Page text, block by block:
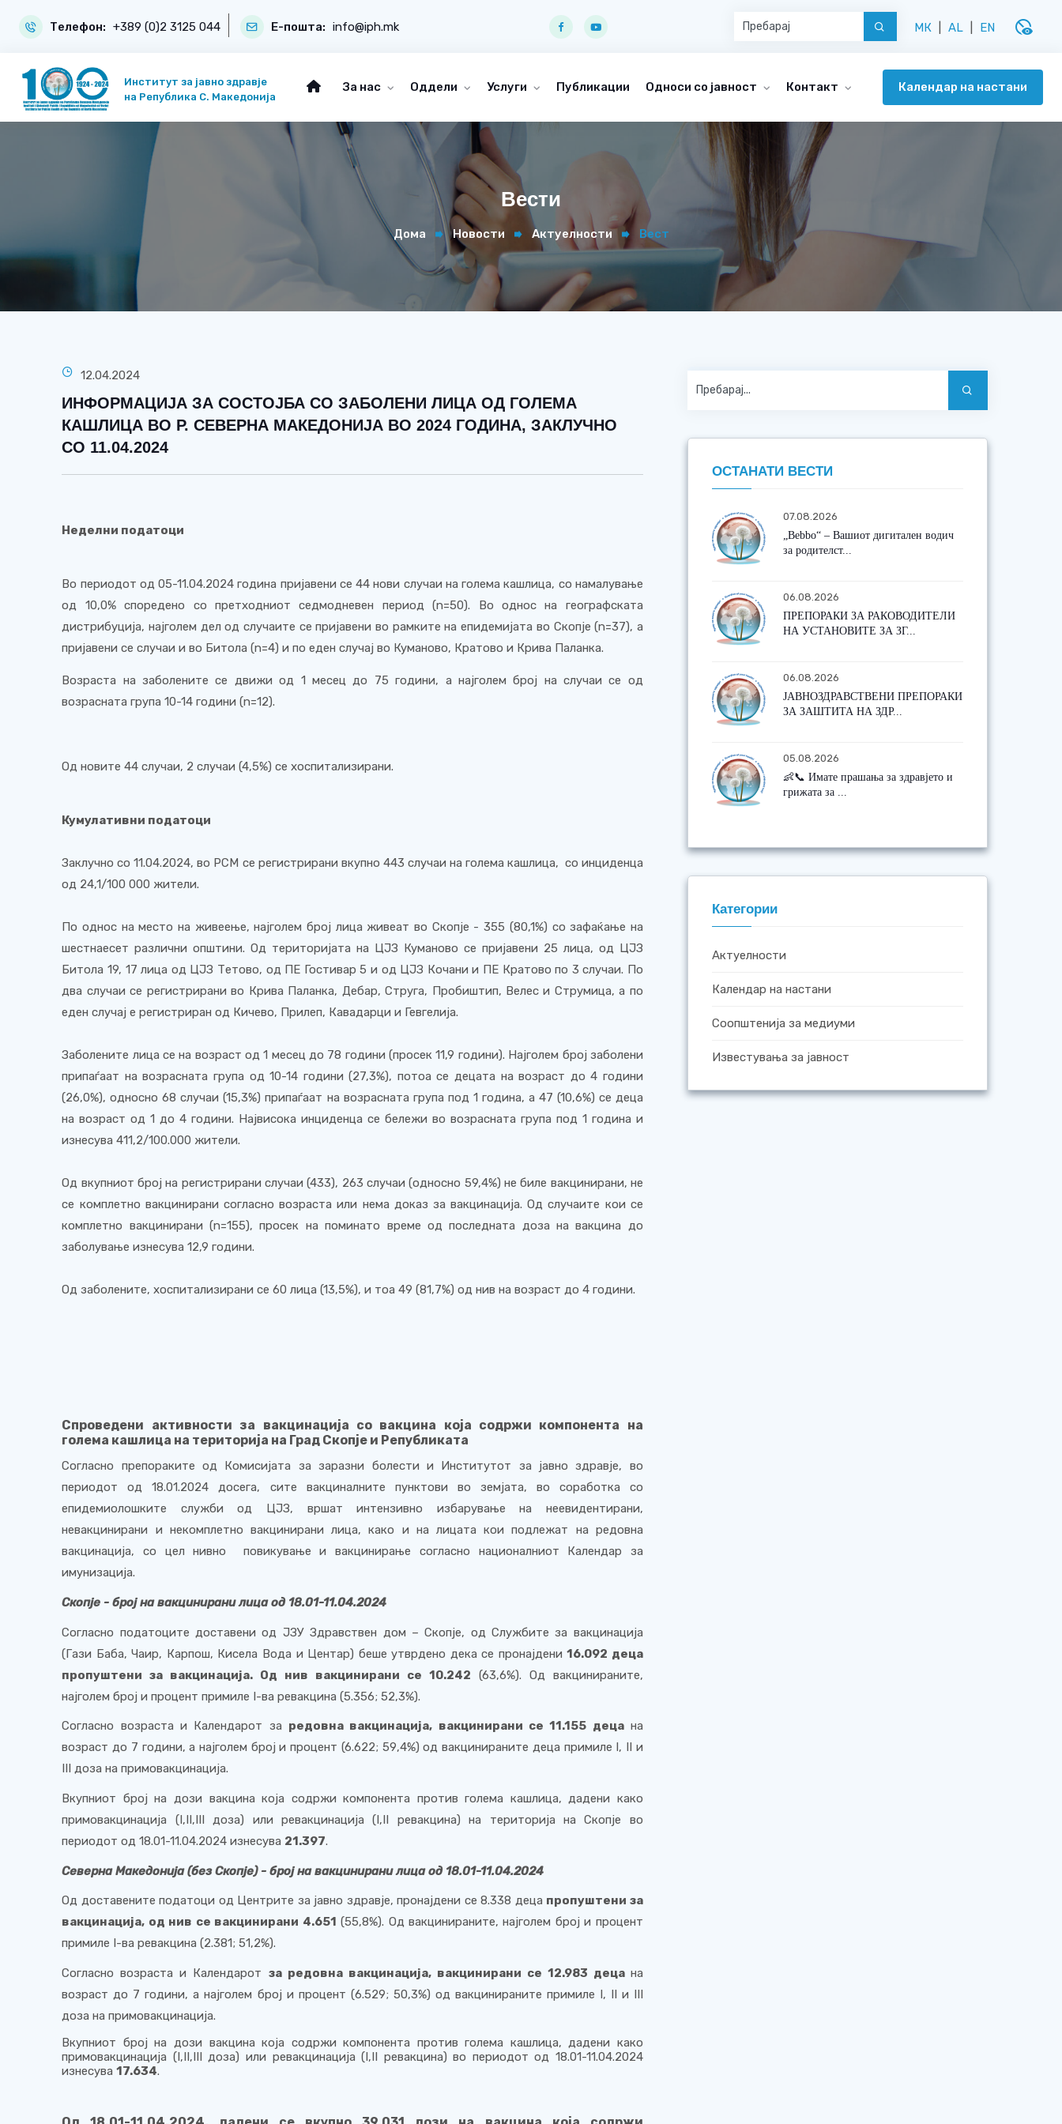
Телефон: +389 (0)2 3125 044 Е-пошта: info@iph.mk МК AL EN disabled_visible
Институт за јавно здравје
на Република С. Македонија
За нас Оддели Услуги Публикации Односи со јавност Контакт Календар на настани
Вести
Дома Новости Актуелности Вест
12.04.2024
ИНФОРМАЦИЈА ЗА СОСТОЈБА СО ЗАБОЛЕНИ ЛИЦА ОД ГОЛЕМА
КАШЛИЦА ВО Р. СЕВЕРНА МАКЕДОНИЈА ВО 2024 ГОДИНА, ЗАКЛУЧНО
СО 11.04.2024
Неделни податоци
Во периодот од 05-11.04.2024 година пријавени се 44 нови случаи на голема кашлица, со намалување
од 10,0% споредено со претходниот седмодневен период (n=50). Во однос на географската
дистрибуција, најголем дел од случаите се пријавени во рамките на епидемијата во Скопје (n=37), а
пријавени се случаи и во Битола (n=4) и по еден случај во Куманово, Кратово и Крива Паланка.
Возраста на заболените се движи од 1 месец до 75 години, а најголем број на случаи се од
возрасната група 10-14 години (n=12).
Од новите 44 случаи, 2 случаи (4,5%) се хоспитализирани.
Кумулативни податоци
Заклучно со 11.04.2024, во РСМ се регистрирани вкупно 443 случаи на голема кашлица, со инциденца
од 24,1/100 000 жители.
По однос на место на живеење, најголем број лица живеат во Скопје - 355 (80,1%) со зафаќање на
шестнаесет различни општини. Од територијата на ЦЈЗ Куманово се пријавени 25 лица, од ЦЈЗ
Битола 19, 17 лица од ЦЈЗ Тетово, од ПЕ Гостивар5 и од ЦЈЗ Кочани и ПЕ Кратово по 3 случаи. По
два случаи се регистрирани во Крива Паланка, Дебар, Струга, Пробиштип, Велес и Струмица, а по
еден случај е регистриран од Кичево, Прилеп, Кавадарци и Гевгелија.
Заболените лица се на возраст од 1 месец до 78 години (просек 11,9 години). Најголем број заболени
припаѓаат на возрасната група од 10-14 години (27,3%), потоа се децата на возраст до 4 години
(26,0%), односно 68 случаи (15,3%) припаѓаат на возрасната група под 1 година, а 47 (10,6%) се деца
на возраст од 1 до 4 години. Највисока инциденца се бележи во возрасната група под 1 година и
изнесува 411,2/100.000 жители.
Од вкупниот број на регистрирани случаи (433), 263 случаи (односно 59,4%) не биле вакцинирани, не
се комплетно вакцинирани согласно возраста или нема доказ за вакцинација. Од случаите кои се
комплетно вакцинирани (n=155), просек на поминато време од последната доза на вакцина до
заболување изнесува 12,9 години.
Од заболените, хоспитализирани се 60 лица (13,5%), и тоа 49 (81,7%) од нив на возраст до 4 години.
Спроведени активности за вакцинација со вакцина која содржи компонента на
голема кашлица на територија на Град Скопје и Републиката
Согласно препораките од Комисијата за заразни болести и Институтот за јавно здравје, во
периодот од 18.01.2024 досега, сите вакциналните пунктови во земјата, во соработка со
епидемиолошките служби од ЦЈЗ, вршат интензивно избарување на неевидентирани,
невакцинирани и некомплетно вакцинирани лица, како и на лицата кои подлежат на редовна
вакцинација, со цел нивно
повикување и вакцинирање согласно националниот Календар за
имунизација.
Скопје - број на вакцинирани лица од 18.01-11.04.2024
Согласно податоците доставени од ЈЗУ Здравствен дом – Скопје, од Службите за вакцинација
(Гази Баба, Чаир, Карпош, Кисела Вода и Центар) беше утврдено дека се пронајдени16.092 деца
пропуштени за вакцинација. Oд нив вакцинирани се 10.242 (63,6%). Од вакцинираните,
најголем број и процент примиле I-ва ревакцина (5.356; 52,3%).
Согласно возраста и Календарот за редовна вакцинација, вакцинирани се 11.155 децана
возраст до 7 години, а најголем број и процент (6.622; 59,4%) од вакцинираните деца примиле ,
и
доза на примовакцинација.
Вкупниот број на дози вакцина која содржи компонента против голема кашлица, дадени како
примовакцинација (I,II,III доза) или ревакцинација (I,II
ревакцина) на територија на Скопје во
периодот од 18.01-11.04.2024 изнесува 21.397.
Северна Македонија (без Скопје) - број на вакцинирани лица од 18.01-11.04.2024
Од доставените податоци од Центрите за јавно здравје, пронајдени се 8.338 деца пропуштени за
вакцинација, од нив се вакцинирани 4.651 (55,8%). Од вакцинираните, најголем број и процент
примиле -ва ревакцина (2.381; 51,2%).
Согласно возраста и Календарот за редовна вакцинација, вакцинирани се 12.983 деца на
возраст до 7 години, а најголем број и процент (6.529; 50,3%) од вакцинираните примиле I, II и III
доза на примовакцинација.
Вкупниот број на дози вакцина која содржи компонента против голема кашлица, дадени како
примовакцинација (I,II,III доза) или ревакцинација (I,II ревакцина) во периодот од 18.01-11.04.2024
изнесува17.634.
ОСТАНАТИ ВЕСТИ
07.08.2026
„Bebbo“ – Вашиот дигитален водич
за родителст...
06.08.2026
ПРЕПОРАКИ ЗА РАКОВОДИТЕЛИ
НА УСТАНОВИТЕ ЗА ЗГ...
06.08.2026
ЈАВНОЗДРАВСТВЕНИ ПРЕПОРАКИ
ЗА ЗАШТИТА НА ЗДР...
05.08.2026
👶📞 Имате прашања за здравјето и
грижата за ...
Категории
Актуелности
Календар на настани
Соопштенија за медиуми
Известувања за јавност